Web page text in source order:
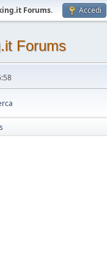
Forums. Accedi
Forums